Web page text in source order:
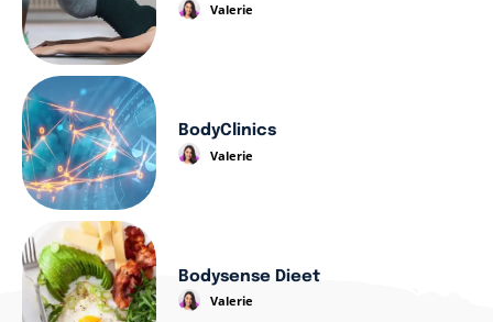
Valerie
BodyClinics
Valerie
Bodysense Dieet
Valerie